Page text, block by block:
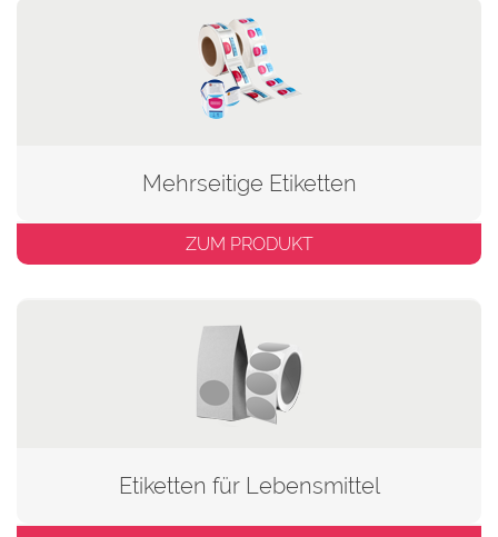
Mehrseitige Etiketten
ZUM PRODUKT
Etiketten für Lebensmittel